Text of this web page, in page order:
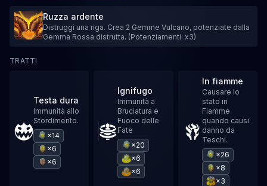
Ruzza ardente
Distruggi una riga. Crea 2 Gemme Vulcano, potenziate dalla
Gemma Rossa distrutta. (Potenziamenti: x3)
TRATTI
Testa dura
Immunità allo
Stordimento.
×14
×6
×6
Ignifugo
Immunità a
Bruciatura e
Fuoco delle
Fate
×20
×6
×6
In fiamme
Causare lo
stato in
Fiamme
quando causi
danno da
Teschi.
×26
×8
×3